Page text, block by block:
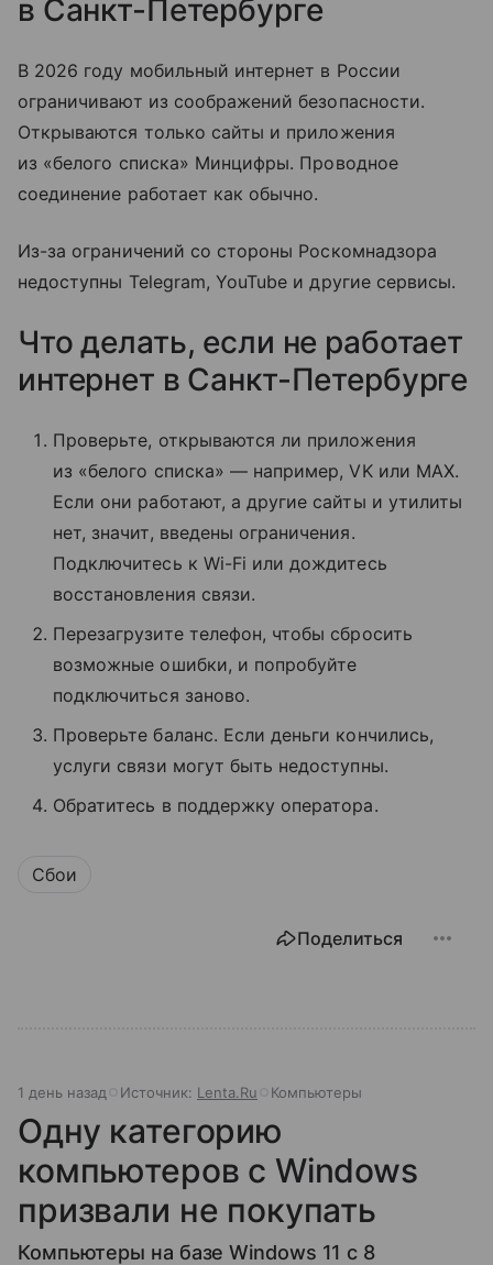
в Санкт-Петербурге
В 2026 году мобильный интернет в России
ограничивают из соображений безопасности.
Открываются только сайты и приложения
из «белого списка» Минцифры. Проводное
соединение работает как обычно.
Из-за ограничений со стороны Роскомнадзора
недоступны Telegram, YouTube и другие сервисы.
Что делать, если не работает
интернет в Санкт-Петербурге
Проверьте, открываются ли приложения
из «белого списка» — например, VK или MAX.
Если они работают, а другие сайты и утилиты
нет, значит, введены ограничения.
Подключитесь к Wi-Fi или дождитесь
восстановления связи.
Перезагрузите телефон, чтобы сбросить
возможные ошибки, и попробуйте
подключиться заново.
Проверьте баланс. Если деньги кончились,
услуги связи могут быть недоступны.
Обратитесь в поддержку оператора.
Сбои
Поделиться
1 день назад Источник: Lenta.Ru Компьютеры
Одну категорию
компьютеров с Windows
призвали не покупать
Компьютеры на базе Windows 11 c 8